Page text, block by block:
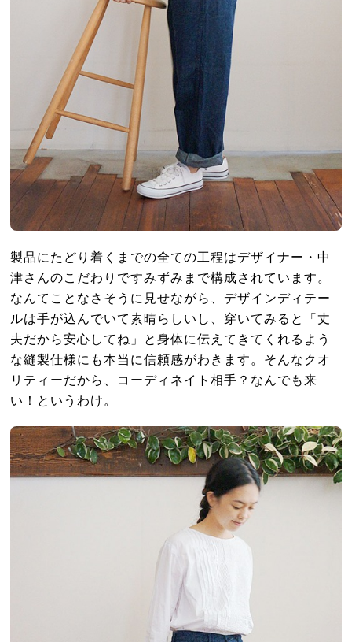
製品にたどり着くまでの全ての工程はデザイナー・中
津さんのこだわりですみずみまで構成されています。
なんてことなさそうに見せながら、デザインディテー
ルは手が込んでいて素晴らしいし、穿いてみると「丈
夫だから安心してね」と身体に伝えてきてくれるよう
な縫製仕様にも本当に信頼感がわきます。そんなクオ
リティーだから、コーディネイト相手？なんでも来
い！というわけ。